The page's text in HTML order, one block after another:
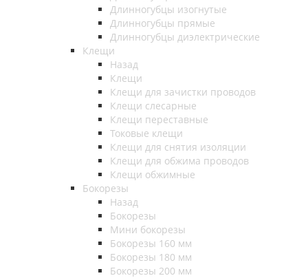
Длинногубцы изогнутые
Длинногубцы прямые
Длинногубцы диэлектрические
Клещи
Назад
Клещи
Клещи для зачистки проводов
Клещи слесарные
Клещи переставные
Токовые клещи
Клещи для снятия изоляции
Клещи для обжима проводов
Клещи обжимные
Бокорезы
Назад
Бокорезы
Мини бокорезы
Бокорезы 160 мм
Бокорезы 180 мм
Бокорезы 200 мм